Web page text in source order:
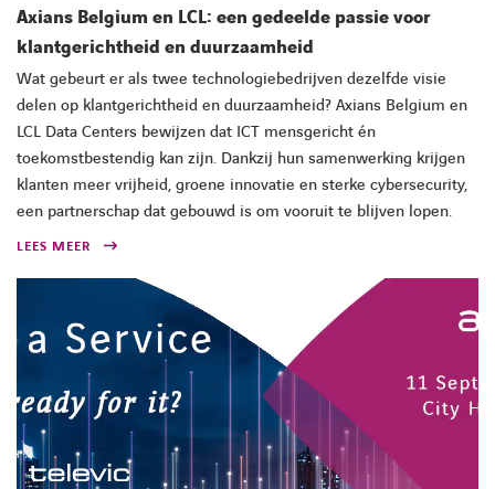
Axians Belgium en LCL: een gedeelde passie voor
klantgerichtheid en duurzaamheid
Wat gebeurt er als twee technologiebedrijven dezelfde visie
delen op klantgerichtheid en duurzaamheid? Axians Belgium en
LCL Data Centers bewijzen dat ICT mensgericht én
toekomstbestendig kan zijn. Dankzij hun samenwerking krijgen
klanten meer vrijheid, groene innovatie en sterke cybersecurity,
een partnerschap dat gebouwd is om vooruit te blijven lopen.
LEES MEER